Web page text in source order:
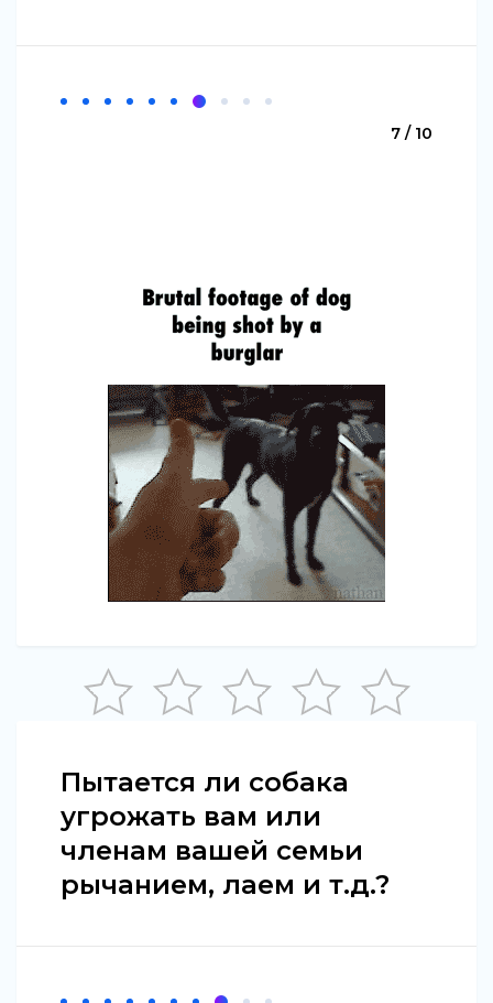
7 / 10
Пытается ли собака
угрожать вам или
членам вашей семьи
рычанием, лаем и т.д.?